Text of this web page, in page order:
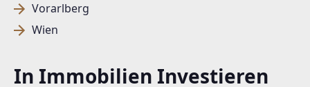
Vorarlberg
Wien
In Immobilien Investieren